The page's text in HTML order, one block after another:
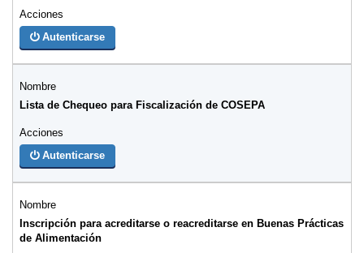
Autenticarse
Lista de Chequeo para Fiscalización de COSEPA
Autenticarse
Inscripción para acreditarse o reacreditarse en Buenas Prácticas
de Alimentación